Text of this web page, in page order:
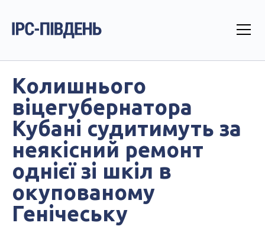
Колишнього
віцегубернатора
Кубані судитимуть за
неякісний ремонт
однієї зі шкіл в
окупованому
Генічеську